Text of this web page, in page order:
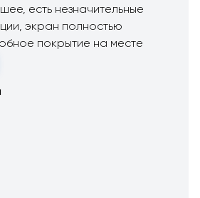
есть незначительные
экран полностью
покрытие на месте